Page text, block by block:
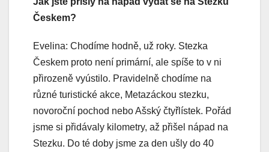
Českem?
Evelina: Chodíme hodně, už roky. Stezka
Českem proto není primární, ale spíše to v ni
přirozeně vyústilo. Pravidelně chodíme na
různé turistické akce, Metazáckou stezku,
novoroční pochod nebo Ašský čtyřlístek. Pořád
jsme si přidávaly kilometry, až přišel nápad na
Stezku. Do té doby jsme za den ušly do 40